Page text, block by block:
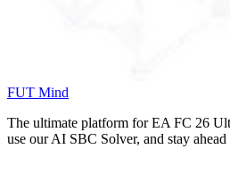
FUT Mind
The ultimate platform for EA FC 26
use our AI SBC Solver, and stay